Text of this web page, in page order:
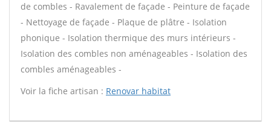
de combles - Ravalement de façade - Peinture de façade
- Nettoyage de façade - Plaque de plâtre - Isolation
phonique - Isolation thermique des murs intérieurs -
Isolation des combles non aménageables - Isolation des
combles aménageables -
Voir la fiche artisan : Renovar habitat